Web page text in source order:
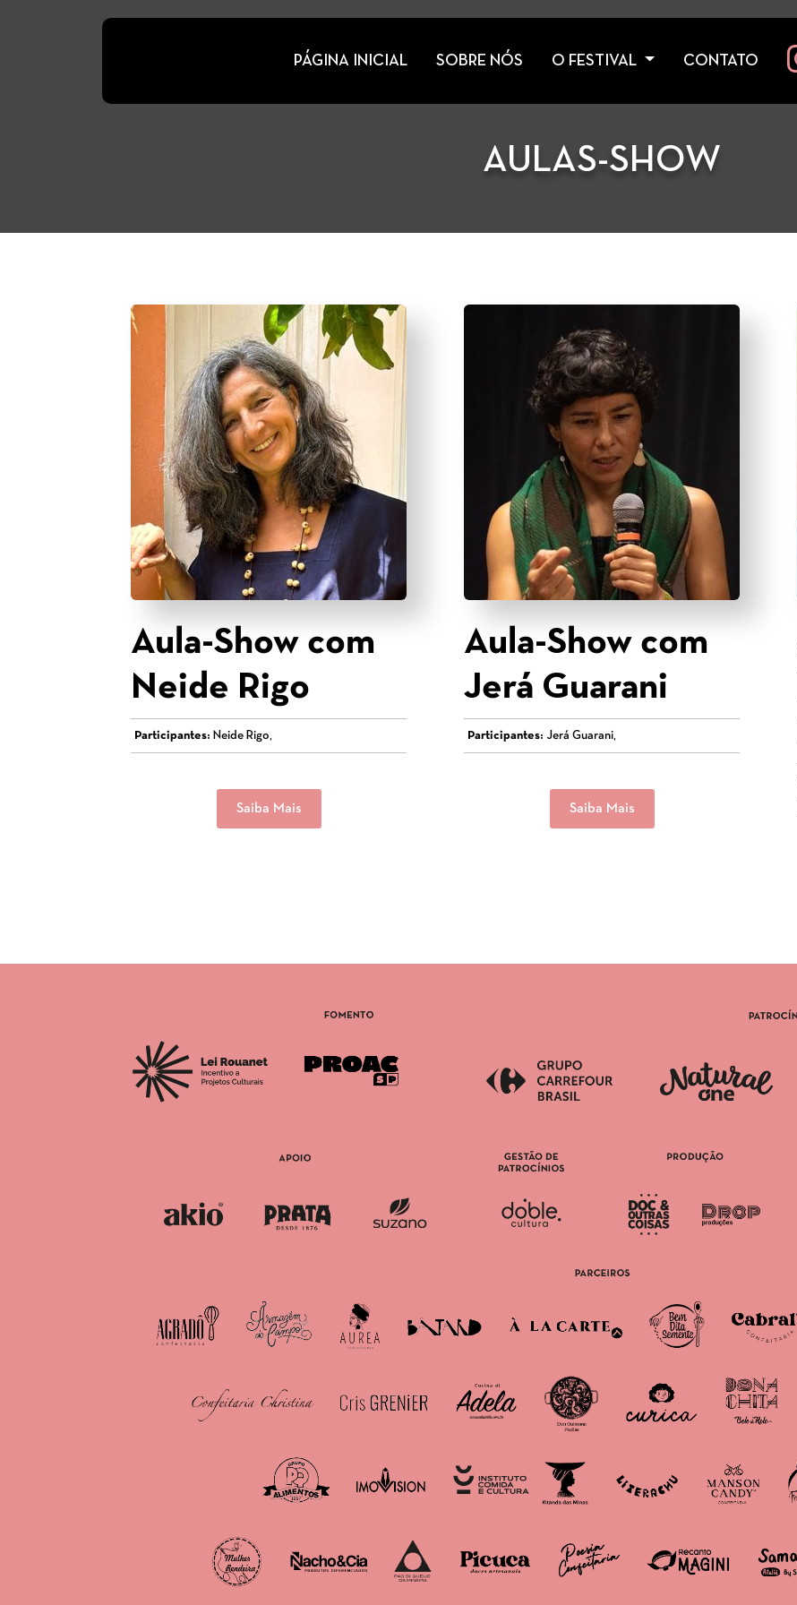
PÁGINA INICIAL SOBRE NÓS O FESTIVAL CONTATO
AULAS-SHOW
Aula-Show com
Neide Rigo
Participantes: Neide Rigo,
Saiba Mais
Aula-Show com
Jerá Guarani
Participantes: Jerá Guarani,
Saiba Mais